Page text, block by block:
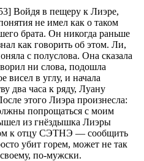
Войдя в пещеру к Лиэре,
не имел как о таком
брата. Он никогда раньше
как говорить об этом. Ли,
с полуслова. Она сказала
ни слова, подошла
висел в углу, и начала
два часа к ряду, Луану
этого Лиэра произнесла:
попрощаться с моим
из гнёздышка Лиэры
к отцу СЭТНЭ — сообщить
убит горем, может не так
по-мужски.